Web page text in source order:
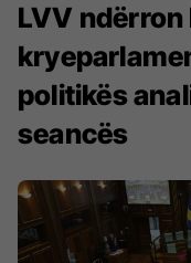
LVV
politikës
seancës